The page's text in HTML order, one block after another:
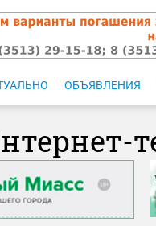
ОБЪЯВЛЕНИЯ